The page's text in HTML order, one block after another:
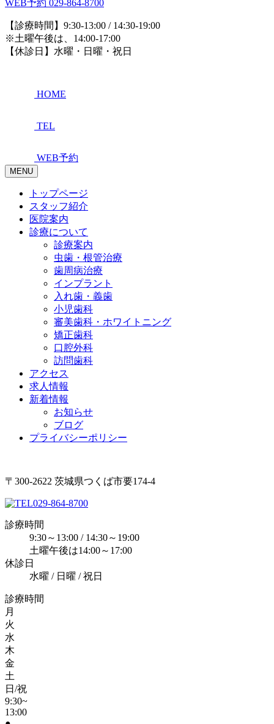
WEB予約 029-864-8700
【診療時間】9:30-13:00 / 14:30-19:00
※土曜午後は、14:00-17:00
【休診日】水曜・日曜・祝日
HOME
TEL
WEB予約
MENU
トップページ
スタッフ紹介
医院案内
診療について
診療案内
虫歯・根管治療
歯周病治療
インプラント
入れ歯・義歯
小児歯科
審美歯科・ホワイトニング
矯正歯科
口腔外科
訪問歯科
アクセス
求人情報
新着情報
お知らせ
ブログ
プライバシーポリシー
〒300-2622 茨城県つくば市要174-4
029-864-8700
診療時間
9:30～13:00 / 14:30～19:00
土曜午後は14:00～17:00
休診日
水曜 / 日曜 / 祝日
診療時間
月
火
水
木
金
土
日/祝
9:30~
13:00